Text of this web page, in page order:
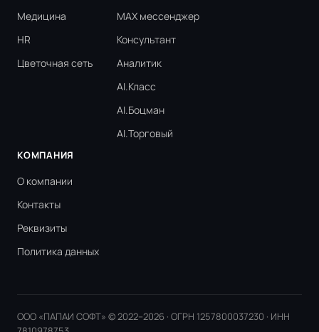
Медицина
HR
Цветочная сеть
MAX мессенджер
Консультант
Аналитик
AI.Класс
AI.Боцман
AI.Торговый
КОМПАНИЯ
О компании
Контакты
Реквизиты
Политика данных
ООО «ПАПАИ СОФТ» © 2022–2026 · ОГРН 1257800037230 · ИНН